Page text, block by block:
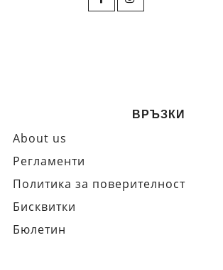
ВРЪЗКИ
About us
Регламенти
Политика за поверителност
Бисквитки
Бюлетин